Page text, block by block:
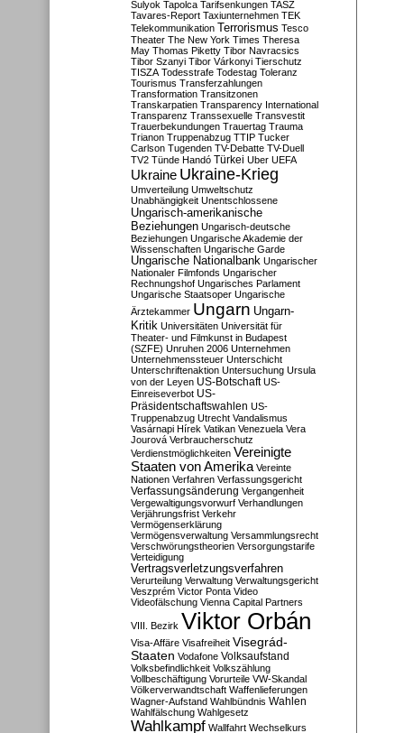
Sulyok Tapolca Tarifsenkungen TASZ
Tavares-Report Taxiunternehmen TEK
Telekommunikation Terrorismus Tesco
Theater The New York Times Theresa
May Thomas Piketty Tibor Navracsics
Tibor Szanyi Tibor Várkonyi Tierschutz
TISZA Todesstrafe Todestag Toleranz
Tourismus Transferzahlungen
Transformation Transitzonen
Transkarpatien Transparency International
Transparenz Transsexuelle Transvestit
Trauerbekundungen Trauertag Trauma
Trianon Truppenabzug TTIP Tucker
Carlson Tugenden TV-Debatte TV-Duell
TV2 Tünde Handó Türkei Uber UEFA
Ukraine Ukraine-Krieg
Umverteilung Umweltschutz
Unabhängigkeit Unentschlossene
Ungarisch-amerikanische
Beziehungen Ungarisch-deutsche
Beziehungen Ungarische Akademie der
Wissenschaften Ungarische Garde
Ungarische Nationalbank Ungarischer
Nationaler Filmfonds Ungarischer
Rechnungshof Ungarisches Parlament
Ungarische Staatsoper Ungarische
Ärztekammer Ungarn Ungarn-
Kritik Universitäten Universität für
Theater- und Filmkunst in Budapest
(SZFE) Unruhen 2006 Unternehmen
Unternehmenssteuer Unterschicht
Unterschriftenaktion Untersuchung Ursula
von der Leyen US-Botschaft US-
Einreiseverbot US-
Präsidentschaftswahlen US-
Truppenabzug Utrecht Vandalismus
Vasárnapi Hírek Vatikan Venezuela Vera
Jourová Verbraucherschutz
Verdienstmöglichkeiten Vereinigte
Staaten von Amerika Vereinte
Nationen Verfahren Verfassungsgericht
Verfassungsänderung Vergangenheit
Vergewaltigungsvorwurf Verhandlungen
Verjährungsfrist Verkehr
Vermögenserklärung
Vermögensverwaltung Versammlungsrecht
Verschwörungstheorien Versorgungstarife
Verteidigung
Vertragsverletzungsverfahren
Verurteilung Verwaltung Verwaltungsgericht
Veszprém Victor Ponta Video
Videofälschung Vienna Capital Partners
VIII. Bezirk Viktor Orbán
Visa-Affäre Visafreiheit Visegrád-
Staaten Vodafone Volksaufstand
Volksbefindlichkeit Volkszählung
Vollbeschäftigung Vorurteile VW-Skandal
Völkerverwandtschaft Waffenlieferungen
Wagner-Aufstand Wahlbündnis Wahlen
Wahlfälschung Wahlgesetz
Wahlkampf Wallfahrt Wechselkurs